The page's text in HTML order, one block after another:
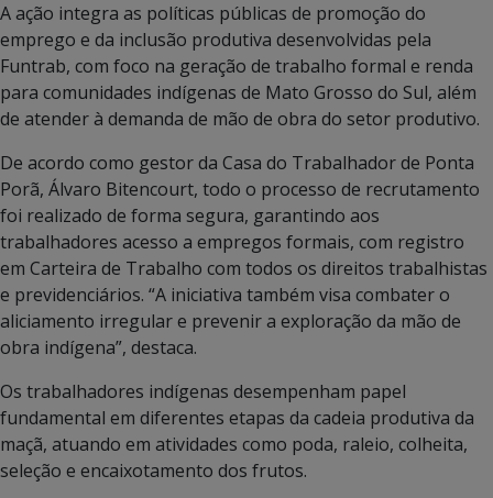
A ação integra as políticas públicas de promoção do
emprego e da inclusão produtiva desenvolvidas pela
Funtrab, com foco na geração de trabalho formal e renda
para comunidades indígenas de Mato Grosso do Sul, além
de atender à demanda de mão de obra do setor produtivo.
De acordo como gestor da Casa do Trabalhador de Ponta
Porã, Álvaro Bitencourt, todo o processo de recrutamento
foi realizado de forma segura, garantindo aos
trabalhadores acesso a empregos formais, com registro
em Carteira de Trabalho com todos os direitos trabalhistas
e previdenciários. “A iniciativa também visa combater o
aliciamento irregular e prevenir a exploração da mão de
obra indígena”, destaca.
Os trabalhadores indígenas desempenham papel
fundamental em diferentes etapas da cadeia produtiva da
maçã, atuando em atividades como poda, raleio, colheita,
seleção e encaixotamento dos frutos.